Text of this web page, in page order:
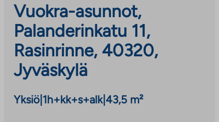
Vuokra-asunnot,
Palanderinkatu 11,
Rasinrinne, 40320,
Jyväskylä
Yksiö 1h+kk+s+alk| 43,5 m²